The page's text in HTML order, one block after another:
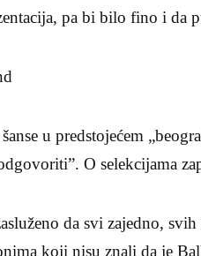
pa bi bilo fino i da
u predstojećem
O selekcijama
da svi zajedno,
koji nisu znali da je